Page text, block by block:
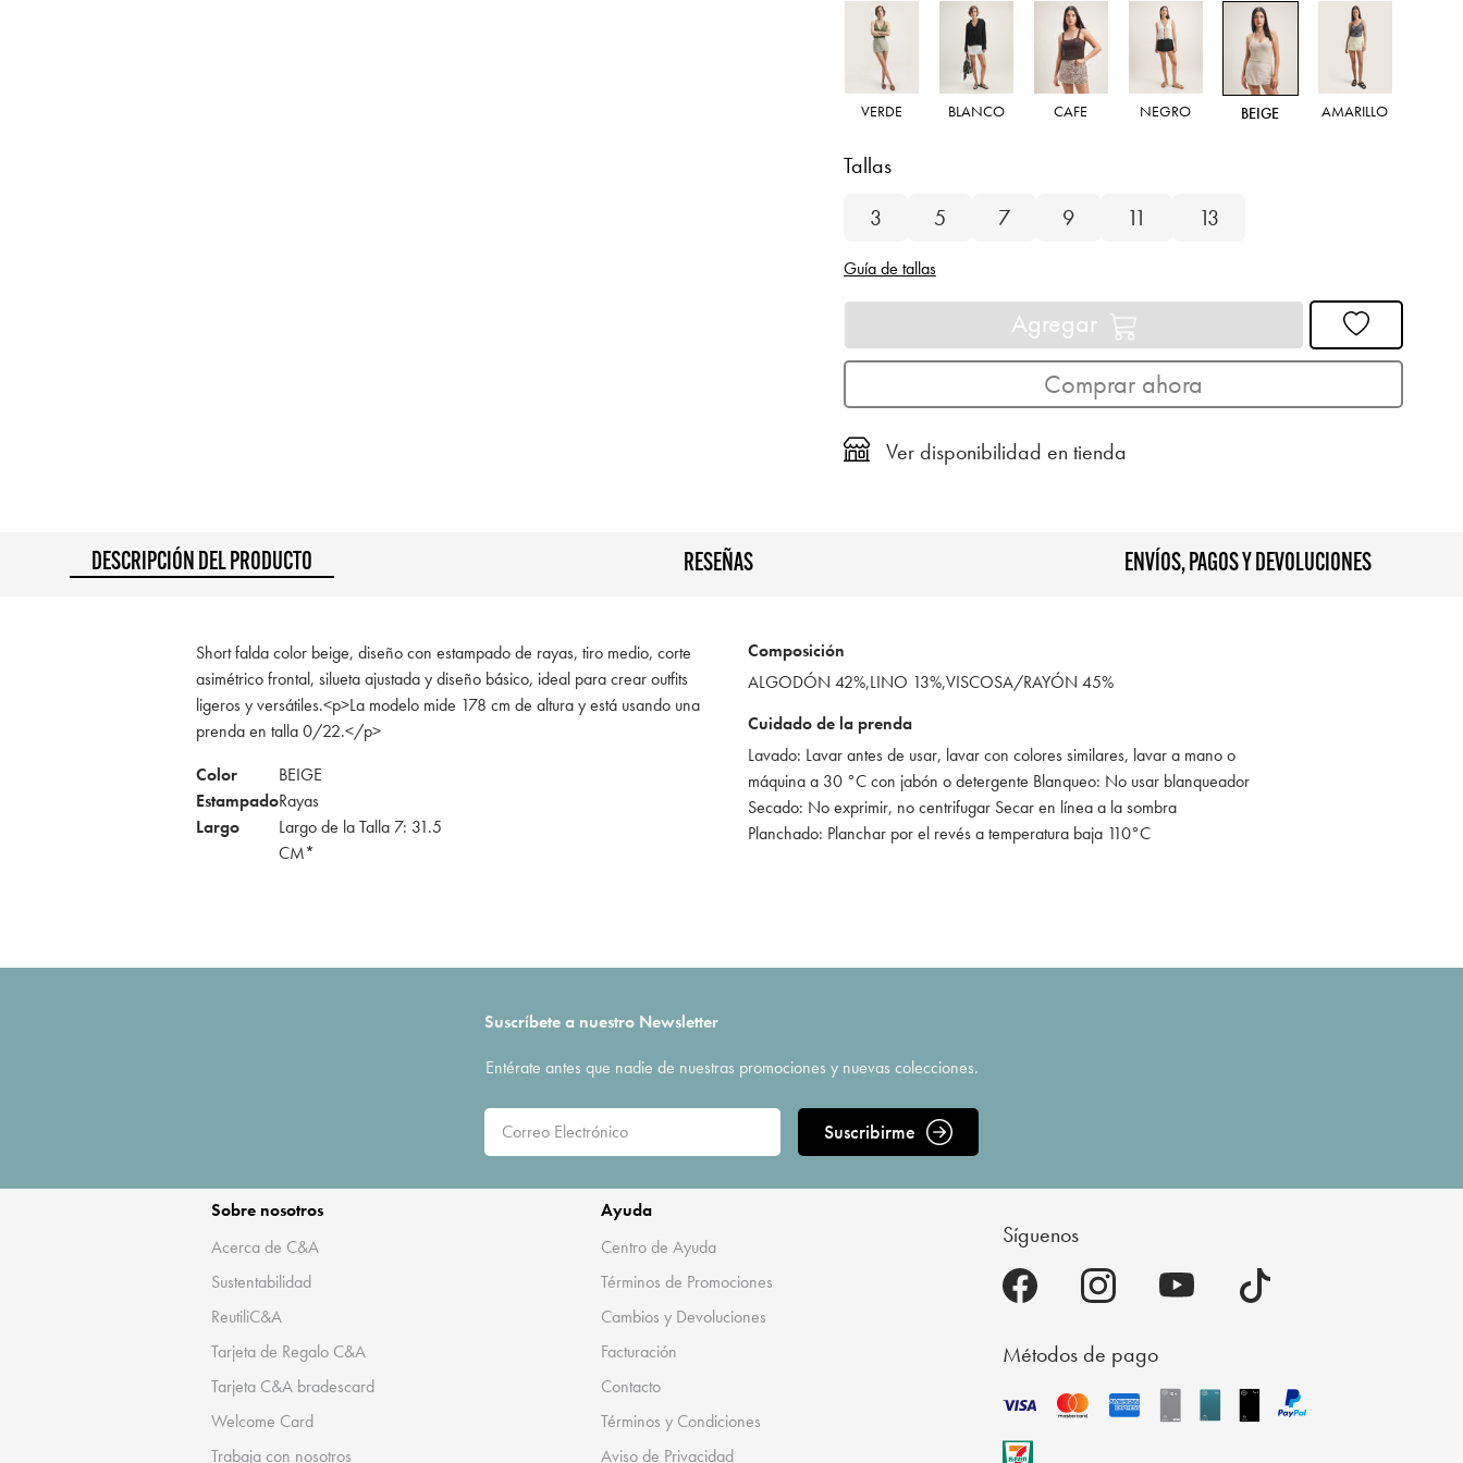
VERDE BLANCO CAFE NEGRO BEIGE AMARILLO
Tallas
3
5 7 9 11 13
Guía de tallas
Agregar
Comprar ahora
Ver disponibilidad en tienda
DESCRIPCIÓN DEL PRODUCTO RESEÑAS ENVÍOS, PAGOS Y DEVOLUCIONES
Short falda color beige, diseño con estampado de rayas, tiro medio, corte
asimétrico frontal, silueta ajustada y diseño básico, ideal para crear outfits
ligeros y versátiles.<p>La modelo mide 178 cm de altura y está usando una
prenda en talla 0/22.</p>
Color
BEIGE
EstampadoRayas
Largo
Largo de la Talla 7: 31.5
CM*
Composición
ALGODÓN 42%,LINO 13%,VISCOSA/RAYÓN 45%
Cuidado de la prenda
Lavado: Lavar antes de usar, lavar con colores similares, lavar a mano o
máquina a 30 °C con jabón o detergente Blanqueo: No usar blanqueador
Secado: No exprimir, no centrifugar Secar en línea a la sombra
Planchado: Planchar por el revés a temperatura baja 110°C
Suscríbete a nuestro Newsletter
Entérate antes que nadie de nuestras promociones y nuevas colecciones.
Suscribirme
Sobre nosotros
Acerca de C&A
Sustentabilidad
ReutiliC&A
Tarjeta de Regalo C&A
Tarjeta C&A bradescard
Welcome Card
Trabaja con nosotros
Ayuda
Centro de Ayuda
Términos de Promociones
Cambios y Devoluciones
Facturación
Contacto
Términos y Condiciones
Aviso de Privacidad
Síguenos
Métodos de pago